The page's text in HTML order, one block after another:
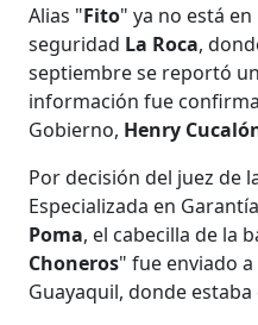
Alias "Fito" ya no está
seguridad La Roca,
septiembre se reportó
información fue
Gobierno, Henry
Por decisión del juez de
Especializada en
Poma, el cabecilla de la
Choneros" fue enviado a
Guayaquil, donde estaba